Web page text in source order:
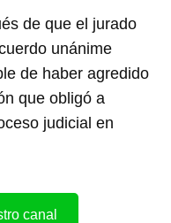
de que el jurado
unánime
de haber agredido
que obligó a
judicial en
canal